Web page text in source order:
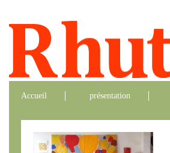
Accueil présentation